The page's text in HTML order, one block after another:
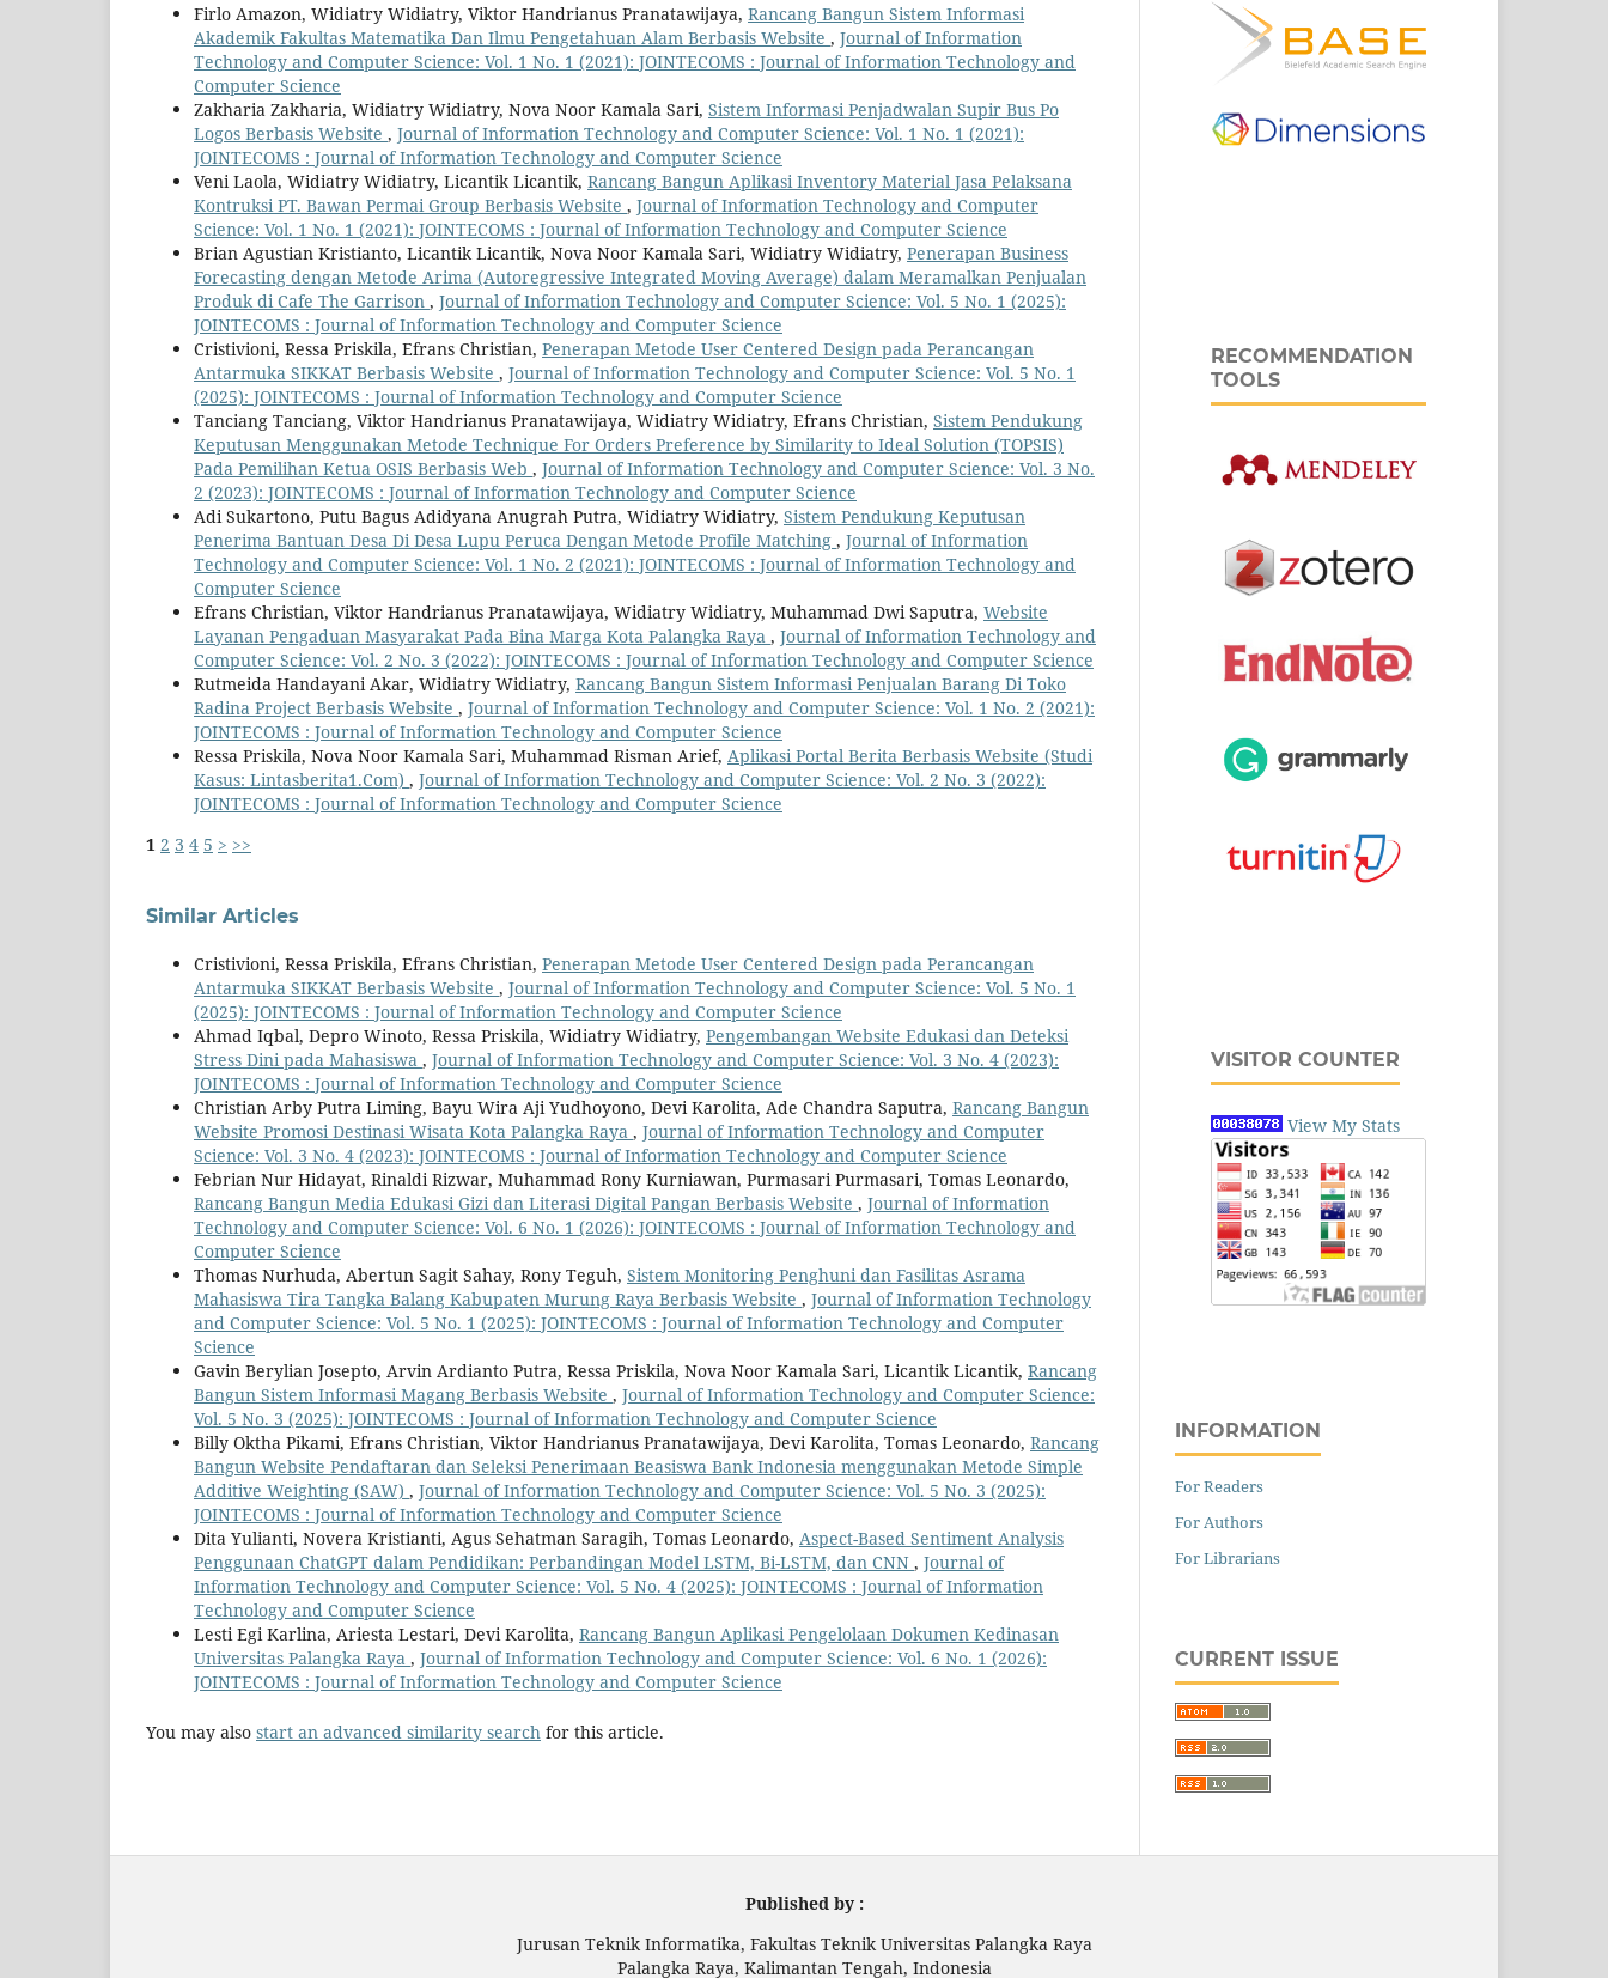
Firlo Amazon, Widiatry Widiatry, Viktor Handrianus Pranatawijaya, Rancang Bangun Sistem Informasi
Akademik Fakultas Matematika Dan Ilmu Pengetahuan Alam Berbasis Website , Journal of Information
Technology and Computer Science: Vol. 1 No. 1 (2021): JOINTECOMS : Journal of Information Technology and
Computer Science
Zakharia Zakharia, Widiatry Widiatry, Nova Noor Kamala Sari, Sistem Informasi Penjadwalan Supir Bus Po
Logos Berbasis Website , Journal of Information Technology and Computer Science: Vol. 1 No. 1 (2021):
JOINTECOMS : Journal of Information Technology and Computer Science
Veni Laola, Widiatry Widiatry, Licantik Licantik, Rancang Bangun Aplikasi Inventory Material Jasa Pelaksana
Kontruksi PT. Bawan Permai Group Berbasis Website , Journal of Information Technology and Computer
Science: Vol. 1 No. 1 (2021): JOINTECOMS : Journal of Information Technology and Computer Science
Brian Agustian Kristianto, Licantik Licantik, Nova Noor Kamala Sari, Widiatry Widiatry, Penerapan Business
Forecasting dengan Metode Arima (Autoregressive Integrated Moving Average) dalam Meramalkan Penjualan
Produk di Cafe The Garrison , Journal of Information Technology and Computer Science: Vol. 5 No. 1 (2025):
JOINTECOMS : Journal of Information Technology and Computer Science
Cristivioni, Ressa Priskila, Efrans Christian, Penerapan Metode User Centered Design pada Perancangan
Antarmuka SIKKAT Berbasis Website , Journal of Information Technology and Computer Science: Vol. 5 No. 1
(2025): JOINTECOMS : Journal of Information Technology and Computer Science
Tanciang Tanciang, Viktor Handrianus Pranatawijaya, Widiatry Widiatry, Efrans Christian, Sistem Pendukung
Keputusan Menggunakan Metode Technique For Orders Preference by Similarity to Ideal Solution (TOPSIS)
Pada Pemilihan Ketua OSIS Berbasis Web , Journal of Information Technology and Computer Science: Vol. 3 No.
2 (2023): JOINTECOMS : Journal of Information Technology and Computer Science
Adi Sukartono, Putu Bagus Adidyana Anugrah Putra, Widiatry Widiatry, Sistem Pendukung Keputusan
Penerima Bantuan Desa Di Desa Lupu Peruca Dengan Metode Profile Matching , Journal of Information
Technology and Computer Science: Vol. 1 No. 2 (2021): JOINTECOMS : Journal of Information Technology and
Computer Science
Efrans Christian, Viktor Handrianus Pranatawijaya, Widiatry Widiatry, Muhammad Dwi Saputra, Website
Layanan Pengaduan Masyarakat Pada Bina Marga Kota Palangka Raya , Journal of Information Technology and
Computer Science: Vol. 2 No. 3 (2022): JOINTECOMS : Journal of Information Technology and Computer Science
Rutmeida Handayani Akar, Widiatry Widiatry, Rancang Bangun Sistem Informasi Penjualan Barang Di Toko
Radina Project Berbasis Website , Journal of Information Technology and Computer Science: Vol. 1 No. 2 (2021):
JOINTECOMS : Journal of Information Technology and Computer Science
Ressa Priskila, Nova Noor Kamala Sari, Muhammad Risman Arief, Aplikasi Portal Berita Berbasis Website (Studi
Kasus: Lintasberita1.Com) , Journal of Information Technology and Computer Science: Vol. 2 No. 3 (2022):
JOINTECOMS : Journal of Information Technology and Computer Science
1 2 3 4 5 > >>
Similar Articles
Cristivioni, Ressa Priskila, Efrans Christian, Penerapan Metode User Centered Design pada Perancangan
Antarmuka SIKKAT Berbasis Website , Journal of Information Technology and Computer Science: Vol. 5 No. 1
(2025): JOINTECOMS : Journal of Information Technology and Computer Science
Ahmad Iqbal, Depro Winoto, Ressa Priskila, Widiatry Widiatry, Pengembangan Website Edukasi dan Deteksi
Stress Dini pada Mahasiswa , Journal of Information Technology and Computer Science: Vol. 3 No. 4 (2023):
JOINTECOMS : Journal of Information Technology and Computer Science
Christian Arby Putra Liming, Bayu Wira Aji Yudhoyono, Devi Karolita, Ade Chandra Saputra, Rancang Bangun
Website Promosi Destinasi Wisata Kota Palangka Raya , Journal of Information Technology and Computer
Science: Vol. 3 No. 4 (2023): JOINTECOMS : Journal of Information Technology and Computer Science
Febrian Nur Hidayat, Rinaldi Rizwar, Muhammad Rony Kurniawan, Purmasari Purmasari, Tomas Leonardo,
Rancang Bangun Media Edukasi Gizi dan Literasi Digital Pangan Berbasis Website , Journal of Information
Technology and Computer Science: Vol. 6 No. 1 (2026): JOINTECOMS : Journal of Information Technology and
Computer Science
Thomas Nurhuda, Abertun Sagit Sahay, Rony Teguh, Sistem Monitoring Penghuni dan Fasilitas Asrama
Mahasiswa Tira Tangka Balang Kabupaten Murung Raya Berbasis Website , Journal of Information Technology
and Computer Science: Vol. 5 No. 1 (2025): JOINTECOMS : Journal of Information Technology and Computer
Science
Gavin Berylian Josepto, Arvin Ardianto Putra, Ressa Priskila, Nova Noor Kamala Sari, Licantik Licantik, Rancang
Bangun Sistem Informasi Magang Berbasis Website , Journal of Information Technology and Computer Science:
Vol. 5 No. 3 (2025): JOINTECOMS : Journal of Information Technology and Computer Science
Billy Oktha Pikami, Efrans Christian, Viktor Handrianus Pranatawijaya, Devi Karolita, Tomas Leonardo, Rancang
Bangun Website Pendaftaran dan Seleksi Penerimaan Beasiswa Bank Indonesia menggunakan Metode Simple
Additive Weighting (SAW) , Journal of Information Technology and Computer Science: Vol. 5 No. 3 (2025):
JOINTECOMS : Journal of Information Technology and Computer Science
Dita Yulianti, Novera Kristianti, Agus Sehatman Saragih, Tomas Leonardo, Aspect-Based Sentiment Analysis
Penggunaan ChatGPT dalam Pendidikan: Perbandingan Model LSTM, Bi-LSTM, dan CNN , Journal of
Information Technology and Computer Science: Vol. 5 No. 4 (2025): JOINTECOMS : Journal of Information
Technology and Computer Science
Lesti Egi Karlina, Ariesta Lestari, Devi Karolita, Rancang Bangun Aplikasi Pengelolaan Dokumen Kedinasan
Universitas Palangka Raya , Journal of Information Technology and Computer Science: Vol. 6 No. 1 (2026):
JOINTECOMS : Journal of Information Technology and Computer Science
You may also start an advanced similarity search for this article.
RECOMMENDATION
TOOLS
VISITOR COUNTER
View My Stats
INFORMATION
For Readers
For Authors
For Librarians
CURRENT ISSUE
Published by :
Jurusan Teknik Informatika, Fakultas Teknik Universitas Palangka Raya
Palangka Raya, Kalimantan Tengah, Indonesia